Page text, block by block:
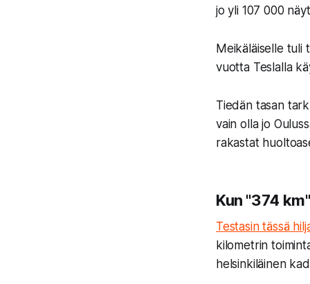
jo yli 107 000
Meikäläiselle tuli
vuotta Teslalla
Tiedän tasan
vain olla jo
rakastat
Kun "374
Testasin tässä
kilometrin
helsinkiläinen